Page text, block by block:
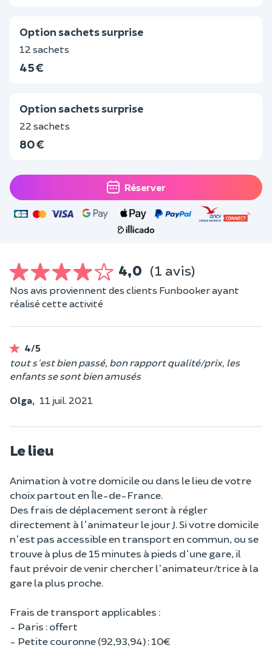
Option sachets surprise
12 sachets
45 €
Option sachets surprise
22 sachets
80 €
Réserver
4,0 (1 avis)
Nos avis proviennent des clients Funbooker ayant
réalisé cette activité
4/5
tout s'est bien passé, bon rapport qualité/prix, les
enfants se sont bien amusés
Olga, 11 juil. 2021
Le lieu
Animation à votre domicile ou dans le lieu de votre
choix partout en Île-de-France.
Des frais de déplacement seront à régler
directement à l'animateur le jour J. Si votre domicile
n'est pas accessible en transport en commun, ou se
trouve à plus de 15 minutes à pieds d'une gare, il
faut prévoir de venir chercher l'animateur/trice à la
gare la plus proche.
Frais de transport applicables :
- Paris : offert
- Petite couronne (92,93,94) : 10€